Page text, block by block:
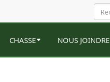
CHASSE NOUS JOINDRE